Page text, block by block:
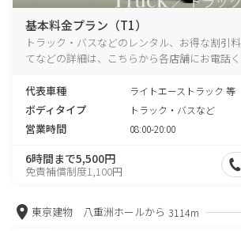
基本料金プラン（T1）
トラック・バスなどのレンタル、お得な割引
てなどの詳細は、こちらから各店舗にお電話く
代表車種 ライトエーストラック 等
ボディタイプ トラック・バスなど
営業時間 08:00-20:00
6時間まで5,500円
免責補償制度1,100円
東京建物 八重洲ホールから 3114m